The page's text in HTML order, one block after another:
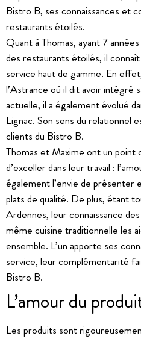
Bistro B, ses connaissances et
restaurants étoilés.
Quant à Thomas, ayant 7
des restaurants étoilés, il
service haut de gamme. En
l’Astrance où il dit avoir intégré
actuelle, il a également évolué
Lignac. Son sens du relationnel
clients du Bistro B.
Thomas et Maxime ont un
d’exceller dans leur travail :
également l’envie de présenter
plats de qualité. De plus, étant
Ardennes, leur connaissance
même cuisine traditionnelle les
ensemble. L’un apporte ses
service, leur complémentarité
Bistro B.
L’amour du
Les produits sont